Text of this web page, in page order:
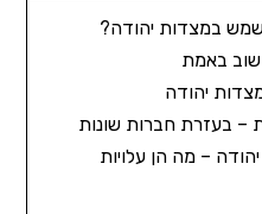
במצדות יהודה?
באמת
יהודה
– בעזרת חברות שונות
– מה הן עלויות